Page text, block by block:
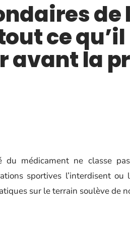
de
ce qu’il
avant la
du médicament ne classe
sportives l’interdisent
sur le terrain soulève de